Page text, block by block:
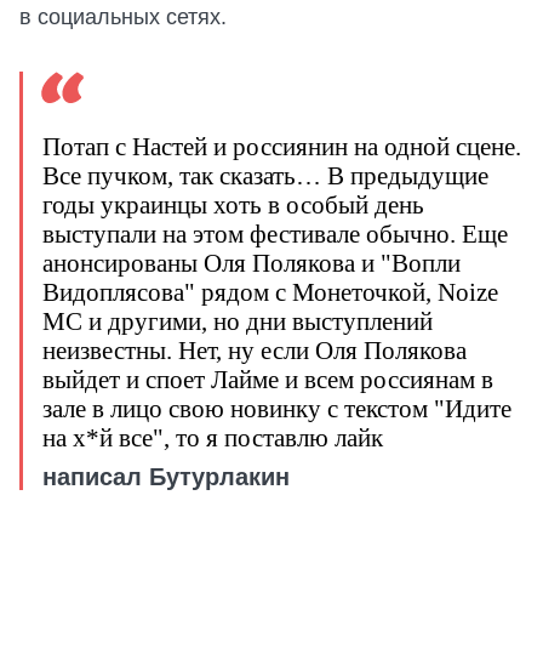
в социальных сетях.
Потап с Настей и россиянин на одной сцене.
Все пучком, так сказать… В предыдущие
годы украинцы хоть в особый день
выступали на этом фестивале обычно. Еще
анонсированы Оля Полякова и "Вопли
Видоплясова" рядом с Монеточкой, Noize
MC и другими, но дни выступлений
неизвестны. Нет, ну если Оля Полякова
выйдет и споет Лайме и всем россиянам в
зале в лицо свою новинку с текстом "Идите
на х*й все", то я поставлю лайк
написал Бутурлакин